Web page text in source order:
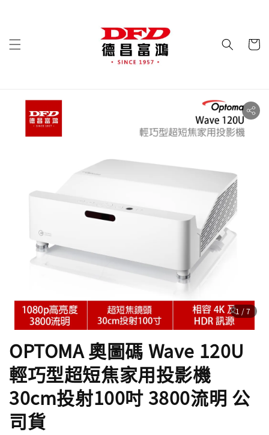
1 /7
OPTOMA 奧圖碼 Wave 120U
輕巧型超短焦家用投影機
30cm投射100吋 3800流明 公
司貨